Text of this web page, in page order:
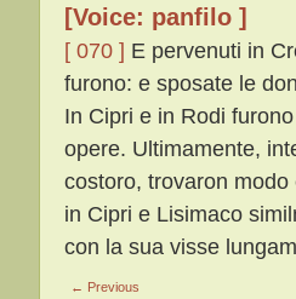
[Voice: panfilo ]
[ 070 ] E pervenuti in
furono: e sposate le
In Cipri e in Rodi
opere. Ultimamente,
costoro, trovaron
in Cipri e Lisimaco
con la sua visse
← Previous